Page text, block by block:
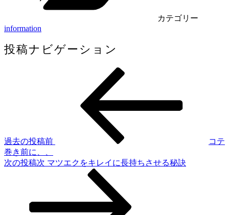
カテゴリー
information
投稿ナビゲーション
過去の投稿前
コテ
巻き前に、、
次の投稿次 マツエクをキレイに長持ちさせる秘訣